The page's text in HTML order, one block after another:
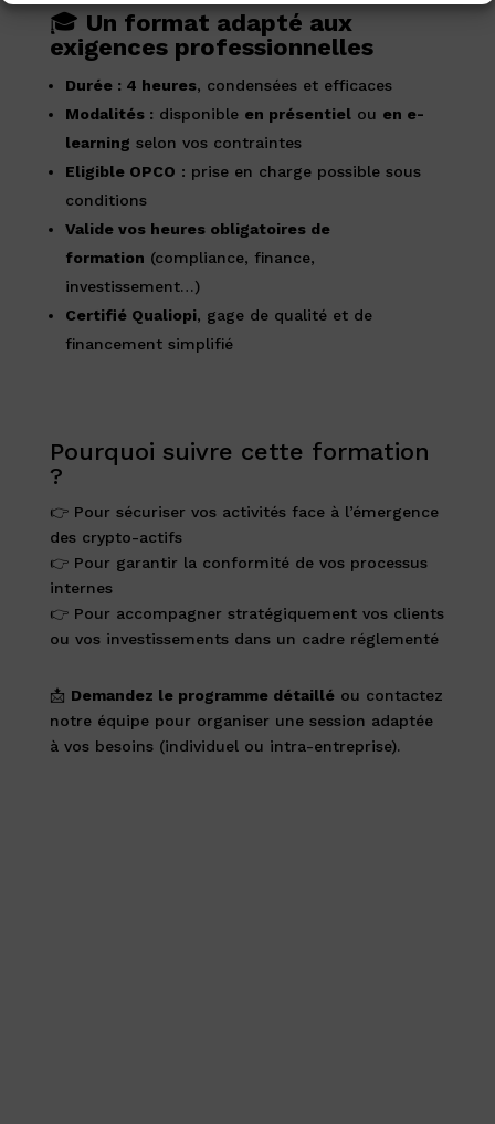
🎓 Un format adapté aux
exigences professionnelles
Durée : 4 heures, condensées et efficaces
Modalités : disponible en présentiel ou en e-
learning selon vos contraintes
Eligible OPCO : prise en charge possible sous
conditions
Valide vos heures obligatoires de
formation (compliance, finance,
investissement…)
Certifié Qualiopi, gage de qualité et de
financement simplifié
Pourquoi suivre cette formation
?
👉 Pour sécuriser vos activités face à l’émergence
des crypto-actifs
👉 Pour garantir la conformité de vos processus
internes
👉 Pour accompagner stratégiquement vos clients
ou vos investissements dans un cadre réglementé
📩 Demandez le programme détaillé ou contactez
notre équipe pour organiser une session adaptée
à vos besoins (individuel ou intra-entreprise).